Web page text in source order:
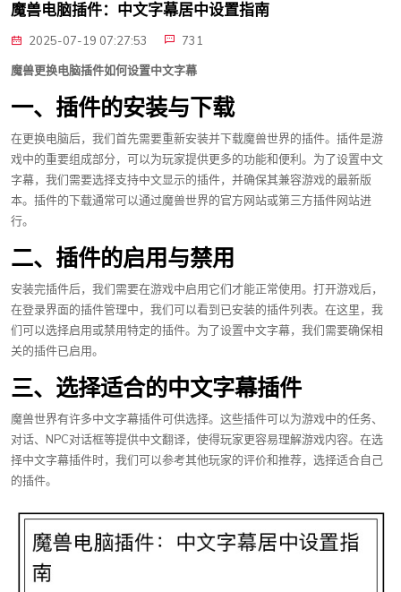
魔兽电脑插件：中文字幕居中设置指南
2025-07-19 07:27:53
731
魔兽更换电脑插件如何设置中文字幕
一、插件的安装与下载
在更换电脑后，我们首先需要重新安装并下载魔兽世界的插件。插件是游
戏中的重要组成部分，可以为玩家提供更多的功能和便利。为了设置中文
字幕，我们需要选择支持中文显示的插件，并确保其兼容游戏的最新版
本。插件的下载通常可以通过魔兽世界的官方网站或第三方插件网站进
行。
二、插件的启用与禁用
安装完插件后，我们需要在游戏中启用它们才能正常使用。打开游戏后，
在登录界面的插件管理中，我们可以看到已安装的插件列表。在这里，我
们可以选择启用或禁用特定的插件。为了设置中文字幕，我们需要确保相
关的插件已启用。
三、选择适合的中文字幕插件
魔兽世界有许多中文字幕插件可供选择。这些插件可以为游戏中的任务、
对话、NPC对话框等提供中文翻译，使得玩家更容易理解游戏内容。在选
择中文字幕插件时，我们可以参考其他玩家的评价和推荐，选择适合自己
的插件。